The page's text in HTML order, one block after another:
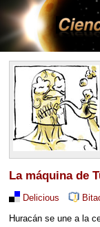
La máquina de
Delicious
Huracán se une a la